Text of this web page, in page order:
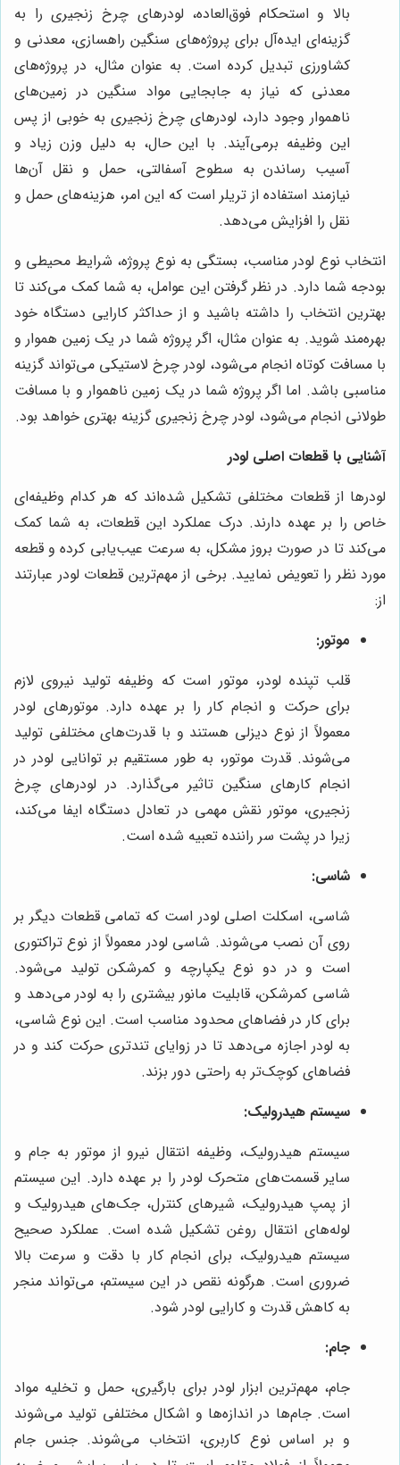
بالا و استحکام فوق‌العاده، لودرهای چرخ زنجیری را به
گزینه‌ای ایده‌آل برای پروژه‌های سنگین راهسازی، معدنی و
کشاورزی تبدیل کرده است. به عنوان مثال، در پروژه‌های
معدنی که نیاز به جابجایی مواد سنگین در زمین‌های
ناهموار وجود دارد، لودرهای چرخ زنجیری به خوبی از پس
این وظیفه برمی‌آیند. با این حال، به دلیل وزن زیاد و
آسیب رساندن به سطوح آسفالتی، حمل و نقل آن‌ها
نیازمند استفاده از تریلر است که این امر، هزینه‌های حمل و
نقل را افزایش می‌دهد.
انتخاب نوع لودر مناسب، بستگی به نوع پروژه، شرایط محیطی و
بودجه شما دارد. در نظر گرفتن این عوامل، به شما کمک می‌کند تا
بهترین انتخاب را داشته باشید و از حداکثر کارایی دستگاه خود
بهره‌مند شوید. به عنوان مثال، اگر پروژه شما در یک زمین هموار و
با مسافت کوتاه انجام می‌شود، لودر چرخ لاستیکی می‌تواند گزینه
مناسبی باشد. اما اگر پروژه شما در یک زمین ناهموار و با مسافت
طولانی انجام می‌شود، لودر چرخ زنجیری گزینه بهتری خواهد بود.
آشنایی با قطعات اصلی لودر
لودرها از قطعات مختلفی تشکیل شده‌اند که هر کدام وظیفه‌ای
خاص را بر عهده دارند. درک عملکرد این قطعات، به شما کمک
می‌کند تا در صورت بروز مشکل، به سرعت عیب‌یابی کرده و قطعه
مورد نظر را تعویض نمایید. برخی از مهم‌ترین قطعات لودر عبارتند
از:
موتور:
قلب تپنده لودر، موتور است که وظیفه تولید نیروی لازم
برای حرکت و انجام کار را بر عهده دارد. موتورهای لودر
معمولاً از نوع دیزلی هستند و با قدرت‌های مختلفی تولید
می‌شوند. قدرت موتور، به طور مستقیم بر توانایی لودر در
انجام کارهای سنگین تاثیر می‌گذارد. در لودرهای چرخ
زنجیری، موتور نقش مهمی در تعادل دستگاه ایفا می‌کند،
زیرا در پشت سر راننده تعبیه شده است.
شاسی:
شاسی، اسکلت اصلی لودر است که تمامی قطعات دیگر بر
روی آن نصب می‌شوند. شاسی لودر معمولاً از نوع تراکتوری
است و در دو نوع یکپارچه و کمرشکن تولید می‌شود.
شاسی کمرشکن، قابلیت مانور بیشتری را به لودر می‌دهد و
برای کار در فضاهای محدود مناسب است. این نوع شاسی،
به لودر اجازه می‌دهد تا در زوایای تندتری حرکت کند و در
فضاهای کوچک‌تر به راحتی دور بزند.
سیستم هیدرولیک:
سیستم هیدرولیک، وظیفه انتقال نیرو از موتور به جام و
سایر قسمت‌های متحرک لودر را بر عهده دارد. این سیستم
از پمپ هیدرولیک، شیرهای کنترل، جک‌های هیدرولیک و
لوله‌های انتقال روغن تشکیل شده است. عملکرد صحیح
سیستم هیدرولیک، برای انجام کار با دقت و سرعت بالا
ضروری است. هرگونه نقص در این سیستم، می‌تواند منجر
به کاهش قدرت و کارایی لودر شود.
جام:
جام، مهم‌ترین ابزار لودر برای بارگیری، حمل و تخلیه مواد
است. جام‌ها در اندازه‌ها و اشکال مختلفی تولید می‌شوند
و بر اساس نوع کاربری، انتخاب می‌شوند. جنس جام